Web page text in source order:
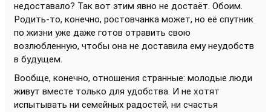
недоставало? Так вот этим явно не достаёт. Обоим.
Родить-то, конечно, ростовчанка может, но её спутник
по жизни уже даже готов отравить свою
возлюбленную, чтобы она не доставила ему неудобств
в будущем.
Вообще, конечно, отношения странные: молодые люди
живут вместе только для удобства. И не хотят
испытывать ни семейных радостей, ни счастья